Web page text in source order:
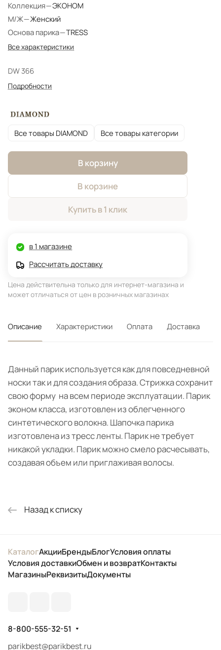
Коллекция—ЭКОНОМ
М/Ж—Женский
Основа парика—TRESS
Все характеристики
DW 366
Подробности
Все товары DIAMOND Все товары категории
В корзину
В корзине
Купить в 1 клик
в 1 магазине
Рассчитать доставку
Цена действительна только для интернет-магазина и
может отличаться от цен в розничных магазинах
Описание Характеристики Оплата Доставка
Данный парик используется как для повседневной
носки так и для создания образа. Стрижка сохранит
свою форму на всем периоде эксплуатации. Парик
эконом класса, изготовлен из облегченного
синтетического волокна. Шапочка парика
изготовлена из тресс ленты. Парик не требует
никакой укладки. Парик можно смело расчесывать,
создавая объем или приглаживая волосы.
Назад к списку
КаталогАкцииБрендыБлогУсловия оплаты
Условия доставкиОбмен и возвратКонтакты
МагазиныРеквизитыДокументы
8-800-555-32-51
parikbest@parikbest.ru